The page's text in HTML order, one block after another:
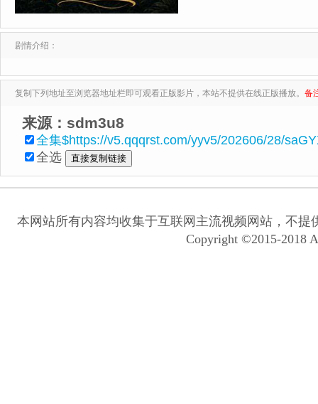
剧情介绍：
复制下列地址至浏览器地址栏即可观看正版影片，本站不提供在线正版播放。 备
来源：sdm3u8
全集$https://v5.qqqrst.com/yyv5/202606/28/
全选
本网站所有内容均收集于互联网主流视频网站，不
Copyright ©2015-2018